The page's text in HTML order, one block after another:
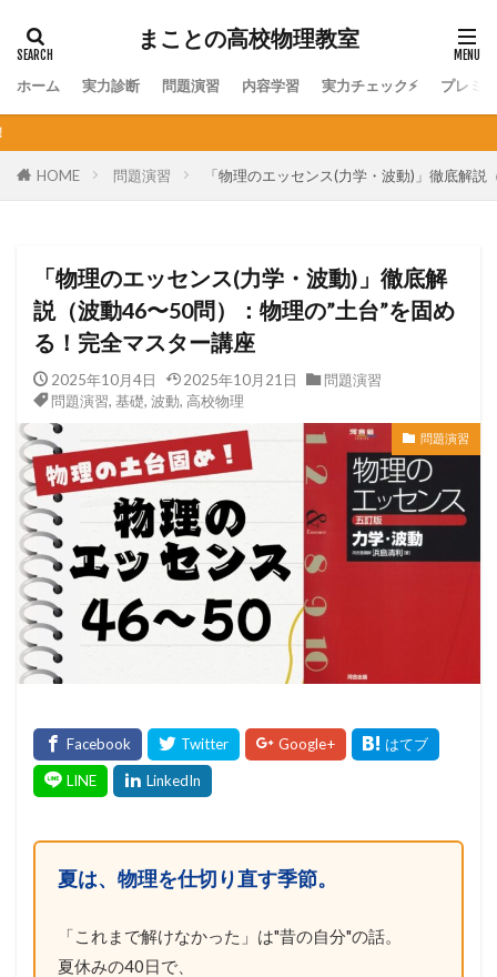
まことの高校物理教室
ホーム 実力診断 問題演習 内容学習 実力チェック⚡ プレミ
HOME 問題演習 「物理のエッセンス(力学・波動)」徹底解
「物理のエッセンス(力学・波動)」徹底解
説（波動46〜50問）：物理の”土台”を固め
る！完全マスター講座
2025年10月4日 2025年10月21日
問題演習
問題演習, 基礎, 波動, 高校物理
問題演習
夏は、物理を仕切り直す季節。
「これまで解けなかった」は"昔の自分"の話。
夏休みの40日で、